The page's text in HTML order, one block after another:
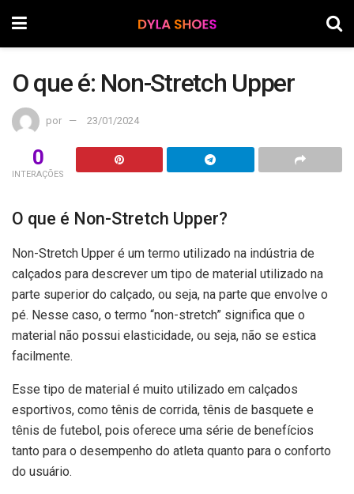
O que é: Non-Stretch Upper
por 23/01/2024
0
INTERAÇÕES
O que é Non-Stretch Upper?
Non-Stretch Upper é um termo utilizado na indústria de
calçados para descrever um tipo de material utilizado na
parte superior do calçado, ou seja, na parte que envolve o
pé. Nesse caso, o termo “non-stretch” significa que o
material não possui elasticidade, ou seja, não se estica
facilmente.
Esse tipo de material é muito utilizado em calçados
esportivos, como tênis de corrida, tênis de basquete e
tênis de futebol, pois oferece uma série de benefícios
tanto para o desempenho do atleta quanto para o conforto
do usuário.